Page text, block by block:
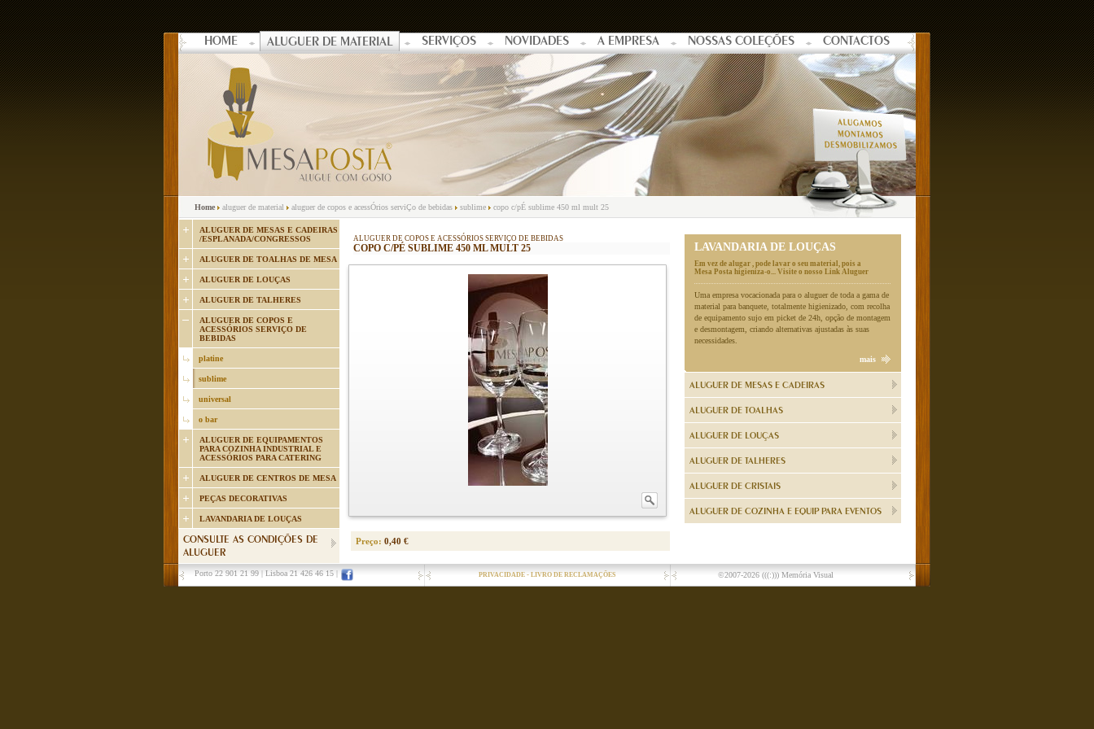
HOME ALUGUER DE MATERIAL SERVIÇOS NOVIDADES A EMPRESA NOSSAS COLEÇÕES CONTACTOS
Home aluguer de material aluguer de copos e acessÓrios serviÇo de bebidas sublime copo c/pÉ sublime 450 ml mult 25
ALUGUER DE MESAS E CADEIRAS
/ESPLANADA/CONGRESSOS
ALUGUER DE TOALHAS DE MESA
ALUGUER DE LOUÇAS
ALUGUER DE TALHERES
ALUGUER DE COPOS E
ACESSÓRIOS SERVIÇO DE
BEBIDAS
platine
sublime
universal
o bar
ALUGUER DE EQUIPAMENTOS
PARA COZINHA INDUSTRIAL E
ACESSÓRIOS PARA CATERING
ALUGUER DE CENTROS DE MESA
PEÇAS DECORATIVAS
LAVANDARIA DE LOUÇAS
CONSULTE AS CONDIÇÕES DE
ALUGUER
ALUGUER DE COPOS E ACESSÓRIOS SERVIÇO DE BEBIDAS
COPO C/PÉ SUBLIME 450 ML MULT 25
Preço: 0,40 €
LAVANDARIA DE LOUÇAS
Em vez de alugar , pode lavar o seu material, pois a
Mesa Posta higieniza-o... Visite o nosso Link Aluguer
Uma empresa vocacionada para o aluguer de toda a gama de
material para banquete, totalmente higienizado, com recolha
de equipamento sujo em picket de 24h, opção de montagem
e desmontagem, criando alternativas ajustadas às suas
necessidades.
mais
ALUGUER DE MESAS E CADEIRAS
ALUGUER DE TOALHAS
ALUGUER DE LOUÇAS
ALUGUER DE TALHERES
ALUGUER DE CRISTAIS
ALUGUER DE COZINHA E EQUIP PARA EVENTOS
Porto 22 901 21 99 Lisboa 21 426 46 15 PRIVACIDADE - LIVRO DE RECLAMAÇÕES ©2007-2026 (((:))) Memória Visual